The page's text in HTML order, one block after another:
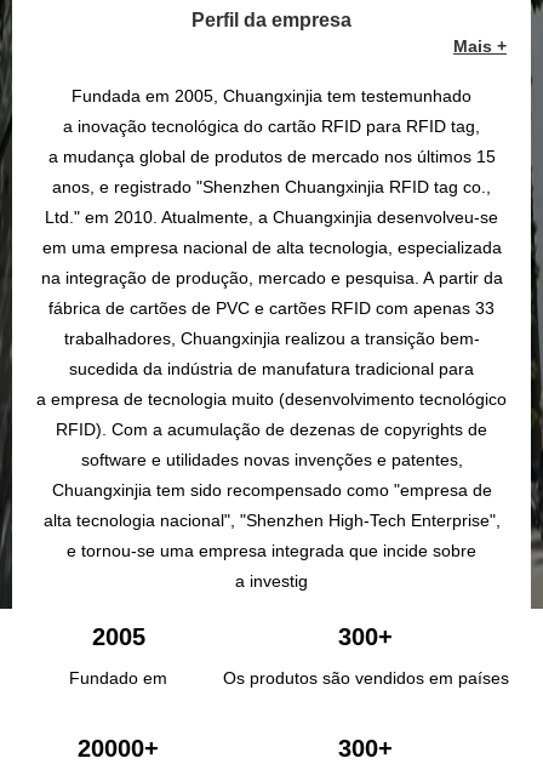
Perfil da empresa
Mais +
Fundada em 2005, Chuangxinjia tem testemunhado
a inovação tecnológica do cartão RFID para RFID tag,
a mudança global de produtos de mercado nos últimos 15
anos, e registrado "Shenzhen Chuangxinjia RFID tag co.,
Ltd." em 2010. Atualmente, a Chuangxinjia desenvolveu-se
em uma empresa nacional de alta tecnologia, especializada
na integração de produção, mercado e pesquisa. A partir da
fábrica de cartões de PVC e cartões RFID com apenas 33
trabalhadores, Chuangxinjia realizou a transição bem-
sucedida da indústria de manufatura tradicional para
a empresa de tecnologia muito (desenvolvimento tecnológico
RFID). Com a acumulação de dezenas de copyrights de
software e utilidades novas invenções e patentes,
Chuangxinjia tem sido recompensado como "empresa de
alta tecnologia nacional", "Shenzhen High-Tech Enterprise",
e tornou-se uma empresa integrada que incide sobre
a investig
2005
Fundado em
300+
Os produtos são vendidos em países
20000+ 300+